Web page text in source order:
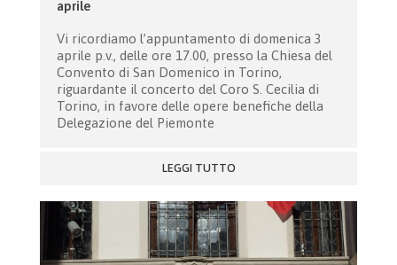
aprile
Vi ricordiamo l’appuntamento di domenica 3
aprile p.v., delle ore 17.00, presso la Chiesa del
Convento di San Domenico in Torino,
riguardante il concerto del Coro S. Cecilia di
Torino, in favore delle opere benefiche della
Delegazione del Piemonte
LEGGI TUTTO